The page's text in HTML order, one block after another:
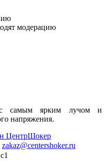
модерацию
с самым ярким лучом и
напряжения.
zakaz@centershoker.ru